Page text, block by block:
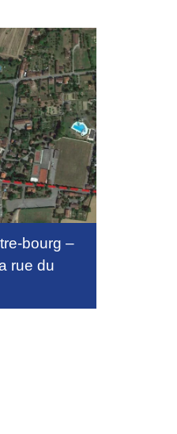
bourg –
rue du